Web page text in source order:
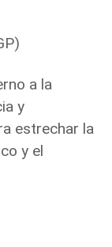
a la
y
estrechar la
y el